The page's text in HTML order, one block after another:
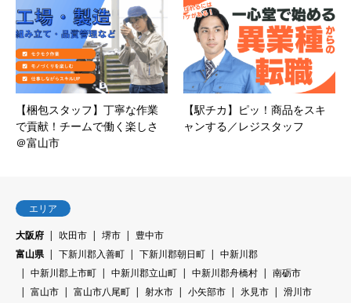
【梱包スタッフ】丁寧な作業
で貢献！チームで働く楽しさ
＠富山市
【駅チカ】ピッ！商品をスキ
ャンする／レジスタッフ
エリア
大阪府
吹田市 堺市
豊中市
富山県
下新川郡入善町 下新川郡朝日町
中新川郡
中新川郡上市町
中新川郡立山町 中新川郡舟橋村
南砺市
富山市
富山市八尾町 射水市 小矢部市 氷見市
滑川市